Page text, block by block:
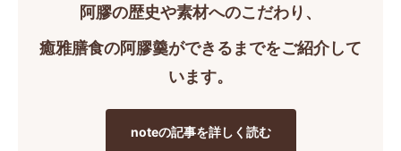
阿膠の歴史や素材へのこだわり、
癒雅膳食の阿膠羹ができるまでをご紹介して
います。
noteの記事を詳しく読む